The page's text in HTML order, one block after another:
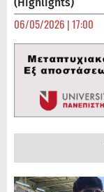
(Highlights)
06/05/2026 | 17:00